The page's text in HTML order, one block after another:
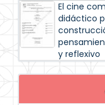
El cine
didáctico
y reflexivo